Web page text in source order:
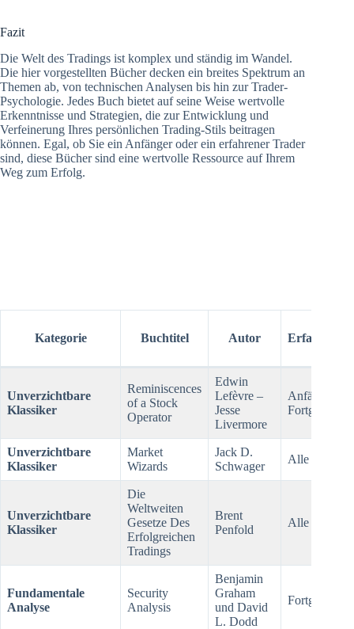
Fazit
Die Welt des Tradings ist komplex und ständig im Wandel.
Die hier vorgestellten Bücher decken ein breites Spektrum an
Themen ab, von technischen Analysen bis hin zur Trader-
Psychologie. Jedes Buch bietet auf seine Weise wertvolle
Erkenntnisse und Strategien, die zur Entwicklung und
Verfeinerung Ihres persönlichen Trading-Stils beitragen
können. Egal, ob Sie ein Anfänger oder ein erfahrener Trader
sind, diese Bücher sind eine wertvolle Ressource auf Ihrem
Weg zum Erfolg.
Kategorie Buchtitel Autor
Unverzichtbare
Klassiker
Reminiscences
of a Stock
Operator
Edwin
Lefèvre –
Jesse
Livermore
Anfänger bis
Unverzichtbare
Klassiker
Market
Wizards
Jack D.
Schwager
Alle Levels
Unverzichtbare
Klassiker
Die
Weltweiten
Gesetze Des
Erfolgreichen
Tradings
Brent
Penfold
Alle Levels
Fundamentale
Analyse
Security
Analysis
Benjamin
Graham
und David
L. Dodd